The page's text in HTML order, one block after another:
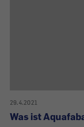
29.4.2021
Was ist